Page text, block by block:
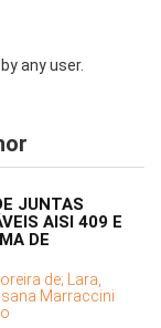
any user.
JUNTAS
AISI 409 E
DE
de; Lara,
Marraccini